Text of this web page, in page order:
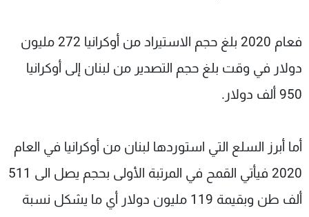
فعام 2020 بلغ حجم الاستيراد من أوكرانيا 272 مليون
دولار في وقت بلغ حجم التصدير من لبنان إلى أوكرانيا
950 ألف دولار.
أما أبرز السلع التي استوردها لبنان من أوكرانيا في العام
2020 فيأتي القمح في المرتبة الأولى بحجم يصل الى 511
ألف طن وبقيمة 119 مليون دولار أي ما يشكل نسبة